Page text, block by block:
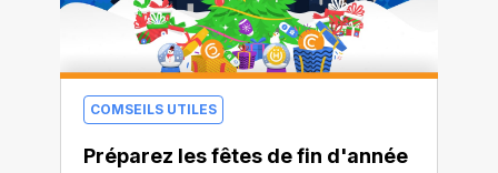
COMSEILS UTILES
Préparez les fêtes de fin d'année